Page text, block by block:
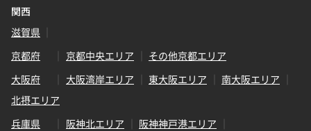
関西
滋賀県
京都府
京都中央エリア
その他京都エリア
大阪府
大阪湾岸エリア 東大阪エリア
南大阪エリア
北摂エリア
兵庫県
阪神北エリア
阪神神戸港エリア